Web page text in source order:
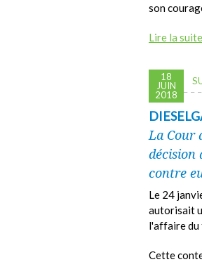
son
Lire la
18
JUIN
2018
La Cour
décision
contre
Le 24
autorisait
l'affaire du
Cette